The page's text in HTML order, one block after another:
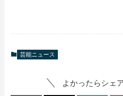
芸能ニュース
よかったらシェ